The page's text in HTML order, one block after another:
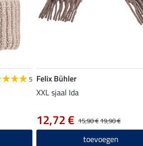
5 Felix Bühler
XXL sjaal Ida
15,90 €19,90 €
12,72 €
toevoegen